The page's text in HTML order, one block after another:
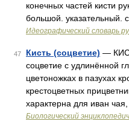
конечных частей кисти
большой. указательный.
Идеографический словарь
47 Кисть (соцветие) —
соцветие с удлинённой
цветоножках в пазухах
крестоцветных
характерна для иван
Биологический